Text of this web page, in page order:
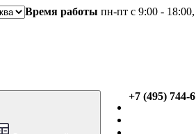
Время работы пн-пт с 9:00 -
+7 (495) 744-